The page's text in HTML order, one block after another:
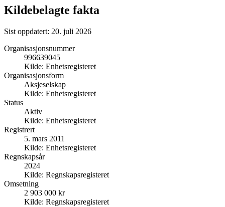
Kildebelagte fakta
Sist oppdatert: 20. juli 2026
Organisasjonsnummer
996639045
Kilde: Enhetsregisteret
Organisasjonsform
Aksjeselskap
Kilde: Enhetsregisteret
Status
Aktiv
Kilde: Enhetsregisteret
Registrert
5. mars 2011
Kilde: Enhetsregisteret
Regnskapsår
2024
Kilde: Regnskapsregisteret
Omsetning
2 903 000 kr
Kilde: Regnskapsregisteret